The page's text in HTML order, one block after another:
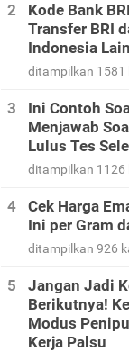
Kode Bank
Transfer BRI
Indonesia
ditampilkan 1581
Ini Contoh
Menjawab
Lulus Tes
ditampilkan 1126
Cek Harga
Ini per Gram
ditampilkan 926
Jangan Jadi
Berikutnya!
Modus
Kerja Palsu